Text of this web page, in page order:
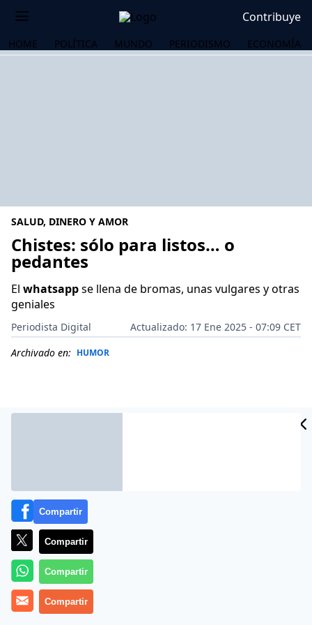
Contribuye
HOME POLÍTICA MUNDO PERIODISMO ECONOMÍA
SALUD, DINERO Y AMOR
Chistes: sólo para listos… o
pedantes
El whatsappse llena de bromas, unas vulgares y otras
geniales
Periodista Digital
Actualizado: 17 Ene 2025 - 07:09 CET
Archivado en: HUMOR
Más información
Compartir
Compartir
Compartir
Compartir